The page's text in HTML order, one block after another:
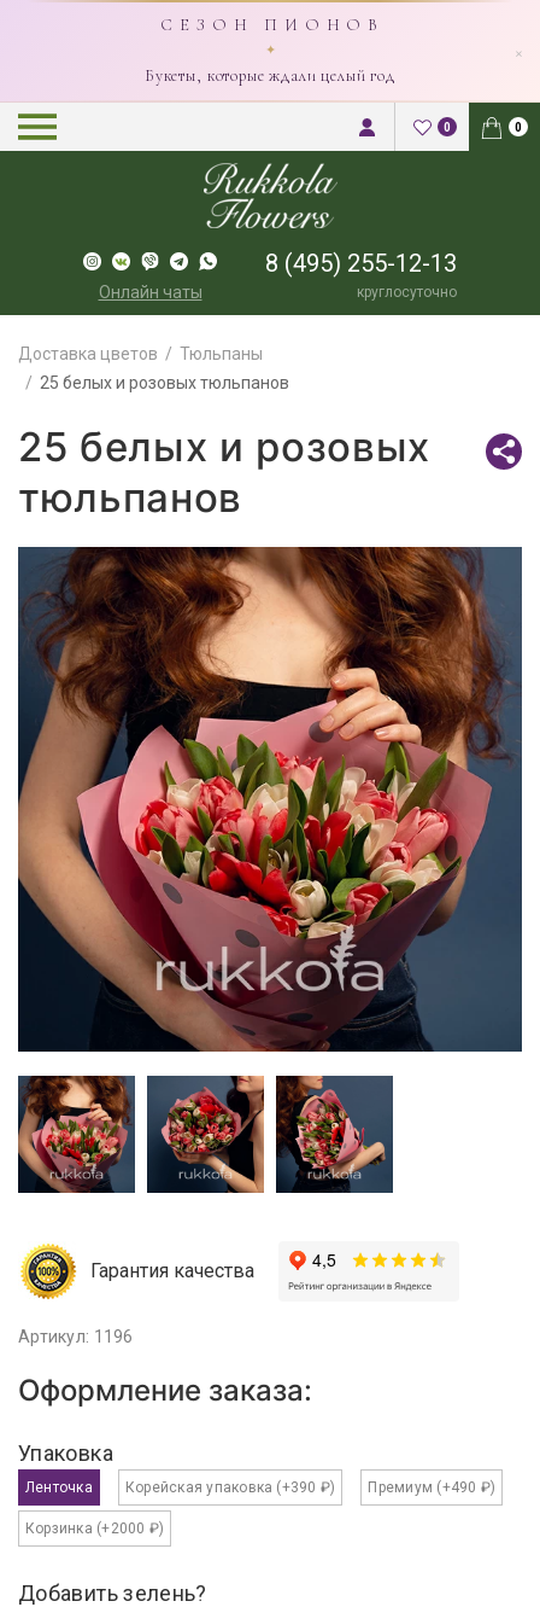
С Е З О Н П И О Н О В
✦
Букеты, которые ждали целый год
×
0 0
Онлайн чаты
8 (495) 255-12-13
круглосуточно
Доставка цветов
Тюльпаны
25 белых и розовых тюльпанов
25 белых и розовых
тюльпанов
Гарантия качества
Артикул: 1196
Оформление заказа:
Упаковка
Ленточка Корейская упаковка (+390 ₽) Премиум (+490 ₽)
Корзинка (+2000 ₽)
Добавить зелень?